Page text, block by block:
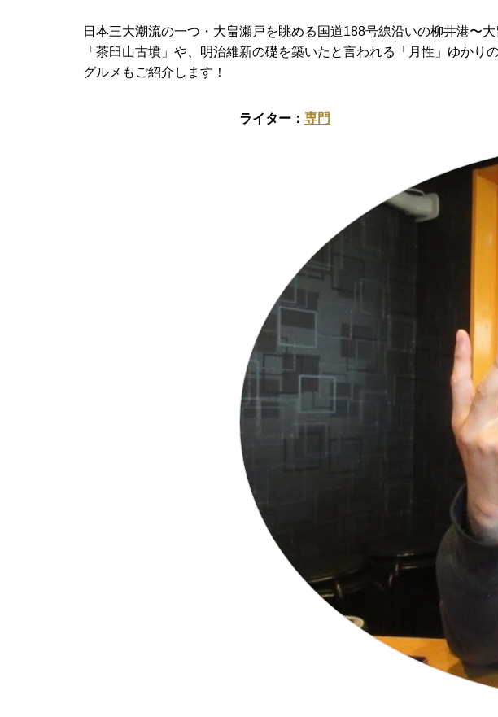
日本三大潮流の一つ・大畠瀬戸を眺める国道188号線沿いの柳井港〜
「茶臼山古墳」や、明治維新の礎を築いたと言われる「月性」ゆか
グルメもご紹介します！
専門